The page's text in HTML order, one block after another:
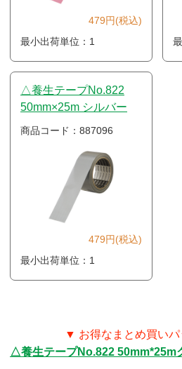
479円(税込)
最小出荷単位：1
△養生テープNo.822
50mm×25m シルバー
商品コード：887096
479円(税込)
最小出荷単位：1
▼ お得なまとめ買い
△養生テープNo.822 50mm*25m